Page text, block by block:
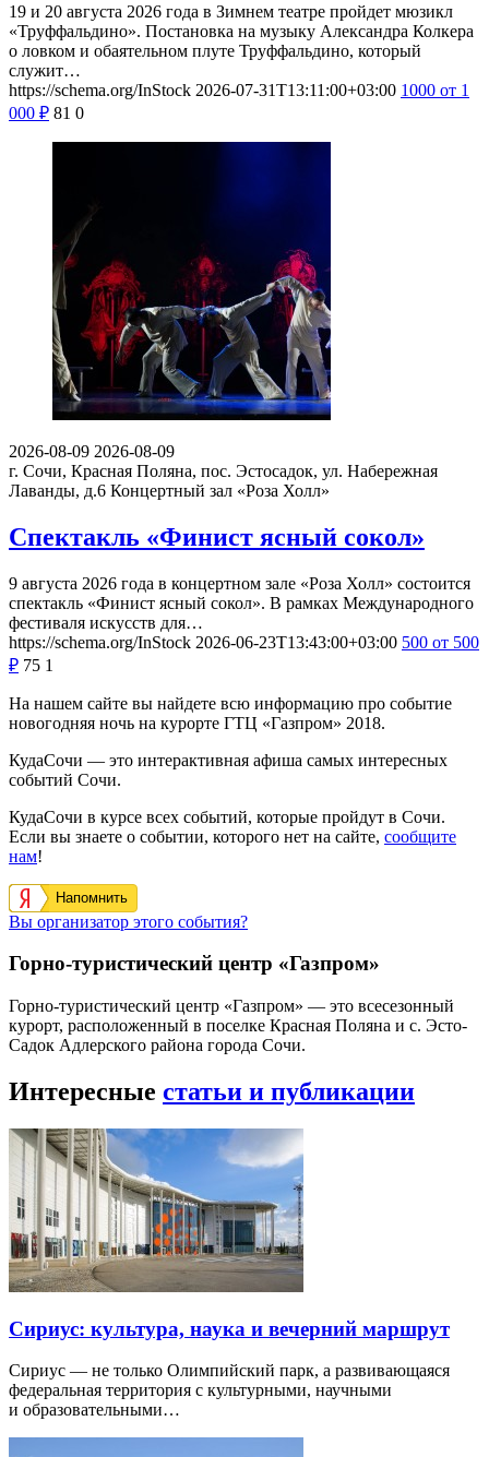
19 и 20 августа 2026 года в Зимнем театре пройдет мюзикл
«Труффальдино». Постановка на музыку Александра Колкера
о ловком и обаятельном плуте Труффальдино, который
служит…
https://schema.org/InStock 2026-07-31T13:11:00+03:00 1000 от 1
000 ₽ 81 0
2026-08-09 2026-08-09
г. Сочи, Красная Поляна, пос. Эстосадок, ул. Набережная
Лаванды, д.6 Концертный зал «Роза Холл»
Спектакль «Финист ясный сокол»
9 августа 2026 года в концертном зале «Роза Холл» состоится
спектакль «Финист ясный сокол». В рамках Международного
фестиваля искусств для…
https://schema.org/InStock 2026-06-23T13:43:00+03:00 500 от 500
₽ 75 1
На нашем сайте вы найдете всю информацию про событие
новогодняя ночь на курорте ГТЦ «Газпром» 2018.
КудаСочи — это интерактивная афиша самых интересных
событий Сочи.
КудаСочи в курсе всех событий, которые пройдут в Сочи.
Если вы знаете о событии, которого нет на сайте, сообщите
нам!
Напомнить
Вы организатор этого события?
Горно-туристический центр «Газпром»
Горно-туристический центр «Газпром» — это всесезонный
курорт, расположенный в поселке Красная Поляна и с. Эсто-
Садок Адлерского района города Сочи.
Интересные статьи и публикации
Сириус: культура, наука и вечерний маршрут
Сириус — не только Олимпийский парк, а развивающаяся
федеральная территория с культурными, научными
и образовательными…